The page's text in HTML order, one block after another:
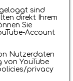
sind
direkt Ihrem
Sie
Account
Nutzerdaten
YouTube
privacy